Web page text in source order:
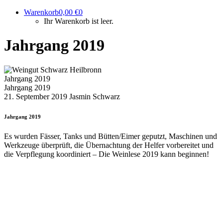
Warenkorb0,00 €0
Ihr Warenkorb ist leer.
Jahrgang 2019
Jahrgang 2019
Jahrgang 2019
21. September 2019 Jasmin Schwarz
Jahrgang 2019
Es wurden Fässer, Tanks und Bütten/Eimer geputzt, Maschinen und
Werkzeuge überprüft, die Übernachtung der Helfer vorbereitet und
die Verpflegung koordiniert – Die Weinlese 2019 kann beginnen!